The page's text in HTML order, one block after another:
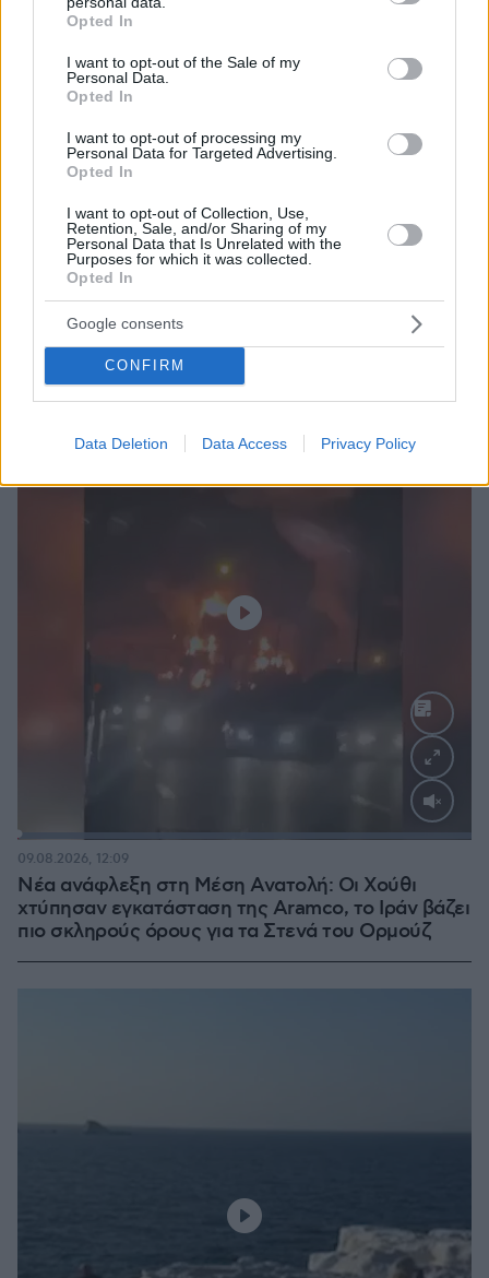
grant or deny consent to Google and its third-party tags to
use your data for below specified purposes in below Google
consent section.
Opted In
I want to opt-out of the Sale of my
Personal Data.
Opted In
I want to opt-out of processing my
Personal Data for Targeted Advertising.
Opted In
I want to opt-out of Collection, Use,
Retention, Sale, and/or Sharing of my
Personal Data that Is Unrelated with the
Purposes for which it was collected.
Opted In
Google consents
CONFIRM
Data Deletion Data Access Privacy Policy
Ασθενής ξυλοκόπησε νοσηλεύτρια στα Επείγοντα
του Ερυθρού Σταυρού, την άρπαξε από τα μαλλιά
και τη χτύπησε σε πόρτες - Τι καταγγέλλει η
ΠΟΕΔΗΝ
09.08.2026, 10:51
Νέα ανάφλεξη στη Μέση Ανατολή: Οι Χούθι
χτύπησαν εγκατάσταση της Aramco, το Ιράν βάζει
πιο σκληρούς όρους για τα Στενά του Ορμούζ
09.08.2026, 12:09